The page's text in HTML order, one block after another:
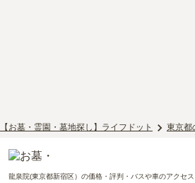
【お墓・霊園・墓地探し】ライフドット 東京都
龍泉院(東京都新宿区）の価格・評判・バスや車のアクセ